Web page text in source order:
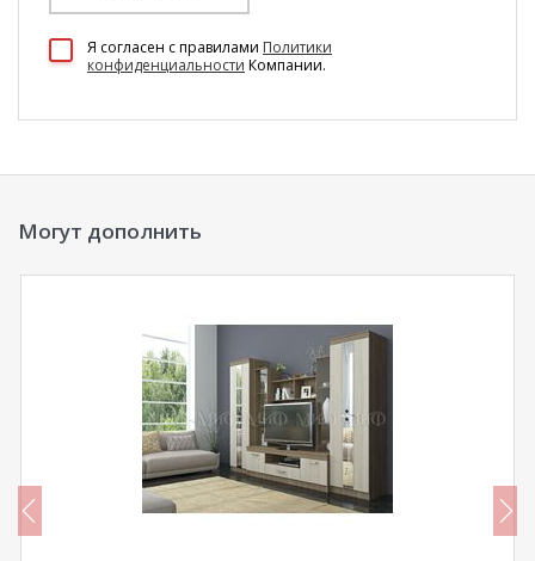
Я согласен c правилами Политики
конфиденциальности Компании.
Могут дополнить